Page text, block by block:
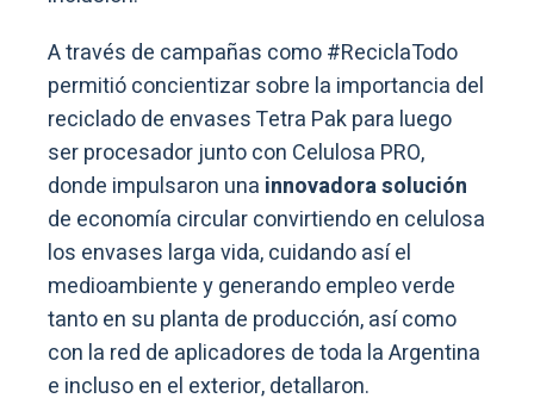
A través de campañas como #ReciclaTodo
permitió concientizar sobre la importancia del
reciclado de envases Tetra Pak para luego
ser procesador junto con Celulosa PRO,
donde impulsaron una innovadora solución
de economía circular convirtiendo en celulosa
los envases larga vida, cuidando así el
medioambiente y generando empleo verde
tanto en su planta de producción, así como
con la red de aplicadores de toda la Argentina
e incluso en el exterior, detallaron.